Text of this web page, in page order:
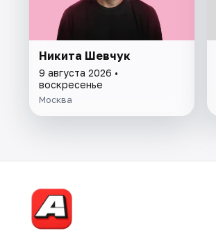
Никита Шевчук
9 августа 2026 •
воскресенье
Москва